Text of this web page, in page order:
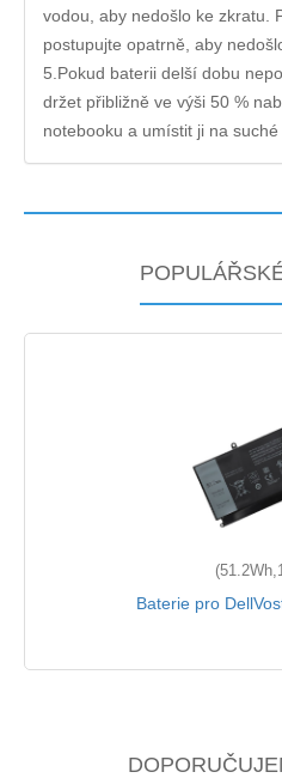
vodou, aby nedošlo ke zkratu.
postupujte opatrně, aby
5.Pokud baterii delší dobu
držet přibližně ve výši 50 %
notebooku a umístit ji na suché
Baterie pro